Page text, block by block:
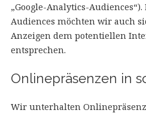
„Google-Analytics-
Audiences möchten wir auch
Anzeigen dem potentiellen
entsprechen.
Onlinepräsenzen in
Wir unterhalten